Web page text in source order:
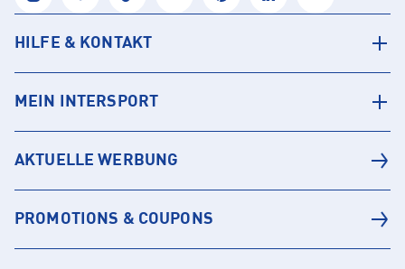
HILFE & KONTAKT
MEIN INTERSPORT
AKTUELLE WERBUNG
PROMOTIONS & COUPONS